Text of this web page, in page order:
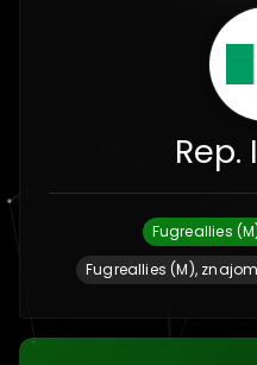
Fugreallies
Fugreallies (M),